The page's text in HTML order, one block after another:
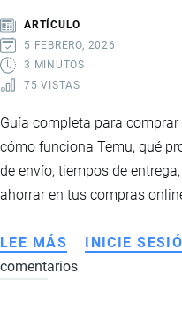
ARTÍCULO
5 FEBRERO, 2026
3 MINUTOS
75 VISTAS
Guía completa para comprar
cómo funciona Temu, qué
de envío, tiempos de
ahorrar en tus compras
LEE MÁS SOBRE
CÓMO
INICIE
comentarios